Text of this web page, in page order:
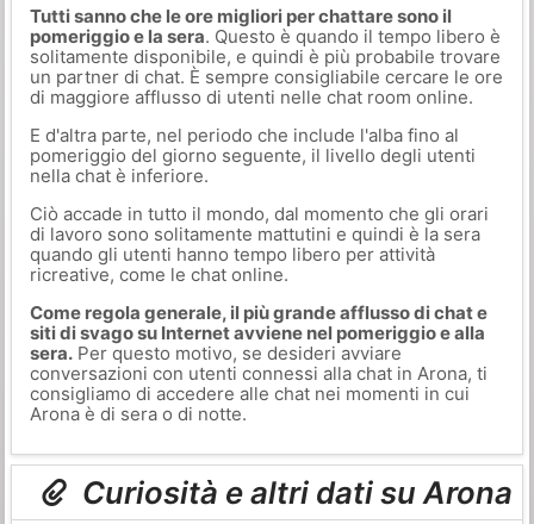
Tutti sanno che le ore migliori per chattare sono il
pomeriggio e la sera. Questo è quando il tempo libero è
solitamente disponibile, e quindi è più probabile trovare
un partner di chat. È sempre consigliabile cercare le ore
di maggiore afflusso di utenti nelle chat room online.
E d'altra parte, nel periodo che include l'alba fino al
pomeriggio del giorno seguente, il livello degli utenti
nella chat è inferiore.
Ciò accade in tutto il mondo, dal momento che gli orari
di lavoro sono solitamente mattutini e quindi è la sera
quando gli utenti hanno tempo libero per attività
ricreative, come le chat online.
Come regola generale, il più grande afflusso di chat e
siti di svago su Internet avviene nel pomeriggio e alla
sera.Per questo motivo, se desideri avviare
conversazioni con utenti connessi alla chat in Arona, ti
consigliamo di accedere alle chat nei momenti in cui
Arona è di sera o di notte.
Curiosità e altri dati su Arona